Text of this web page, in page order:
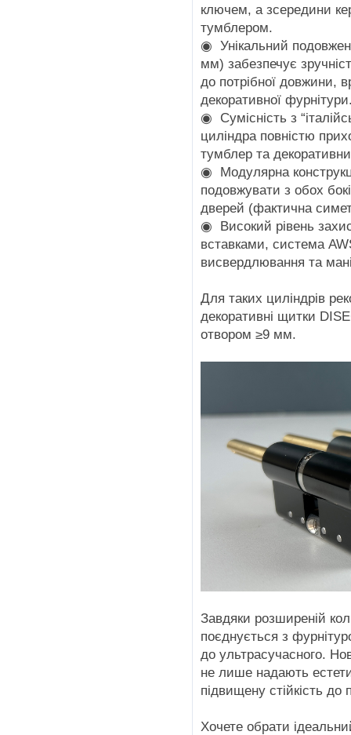
ключем, а зсередини
тумблером.
◉ Унікальний
мм) забезпечує
до потрібної довжини,
декоративної
◉ Сумісність з
циліндра повністю
тумблер та
◉ Модулярна
подовжувати з обох
дверей (фактична
◉ Високий рівень
вставками, система
висвердлювання та
Для таких циліндрів
декоративні щитки
отвором ≥9 мм.
Завдяки розширеній
поєднується з
до ультрасучасного.
не лише надають
підвищену стійкість до
Хочете обрати